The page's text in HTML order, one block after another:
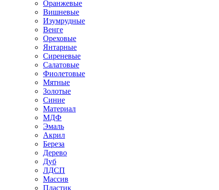
Оранжевые
Вишневые
Изумрудные
Венге
Ореховые
Янтарные
Сиреневые
Салатовые
Фиолетовые
Мятные
Золотые
Синие
Материал
МДФ
Эмаль
Акрил
Береза
Дерево
Дуб
ЛДСП
Массив
Пластик